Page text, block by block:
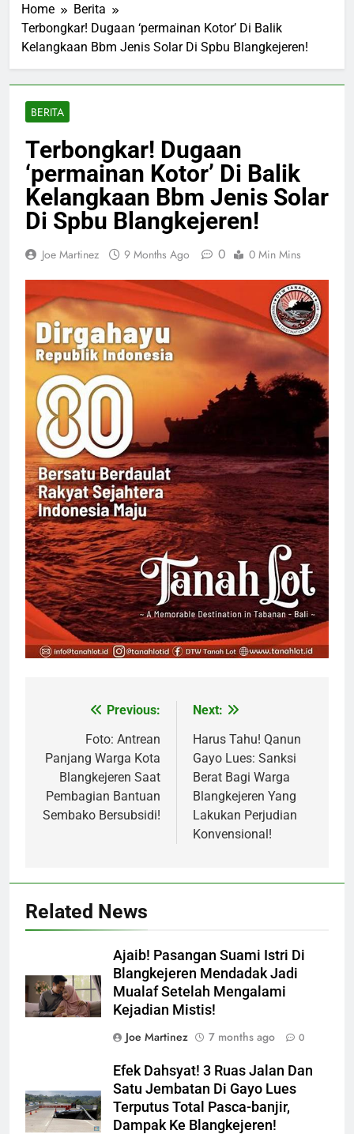
Home
Berita
Terbongkar! Dugaan ‘permainan Kotor’ Di Balik
Kelangkaan Bbm Jenis Solar Di Spbu Blangkejeren!
BERITA
Terbongkar! Dugaan
‘permainan Kotor’ Di Balik
Kelangkaan Bbm Jenis Solar
Di Spbu Blangkejeren!
Joe Martinez 9 Months Ago 0 0 Min Mins
navigation
Previous:
Foto: Antrean
Panjang Warga Kota
Blangkejeren Saat
Pembagian Bantuan
Sembako Bersubsidi!
Next:
Harus Tahu! Qanun
Gayo Lues: Sanksi
Berat Bagi Warga
Blangkejeren Yang
Lakukan Perjudian
Konvensional!
Related News
Ajaib! Pasangan Suami Istri Di
Blangkejeren Mendadak Jadi
Mualaf Setelah Mengalami
Kejadian Mistis!
Joe Martinez
7 months ago 0
Efek Dahsyat! 3 Ruas Jalan Dan
Satu Jembatan Di Gayo Lues
Terputus Total Pasca-banjir,
Dampak Ke Blangkejeren!